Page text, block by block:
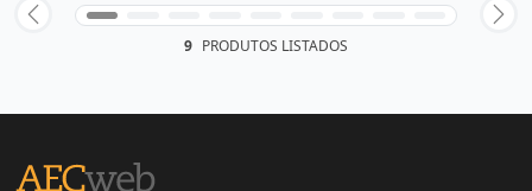
9 PRODUTOS LISTADOS